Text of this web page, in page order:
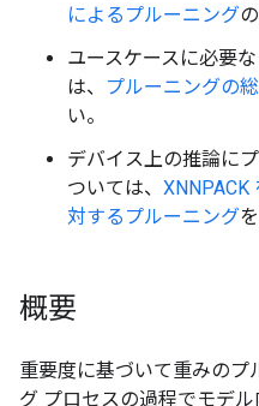
によるプルーニング
ユースケースに必要
は、
プルーニングの
い。
デバイス上の推論に
ついては、
対するプルーニング
概要
重要度に基づいて重みのプ
グ プロセスの過程でモデ